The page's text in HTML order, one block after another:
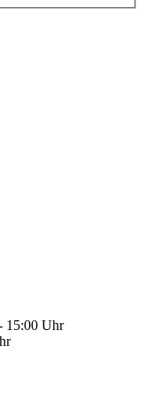
15:00 Uhr